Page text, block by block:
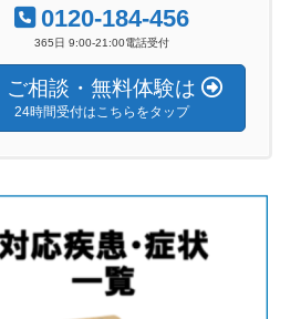
0120-184-456
365日 9:00-21:00電話受付
ご相談・無料体験は
24時間受付はこちらをタップ